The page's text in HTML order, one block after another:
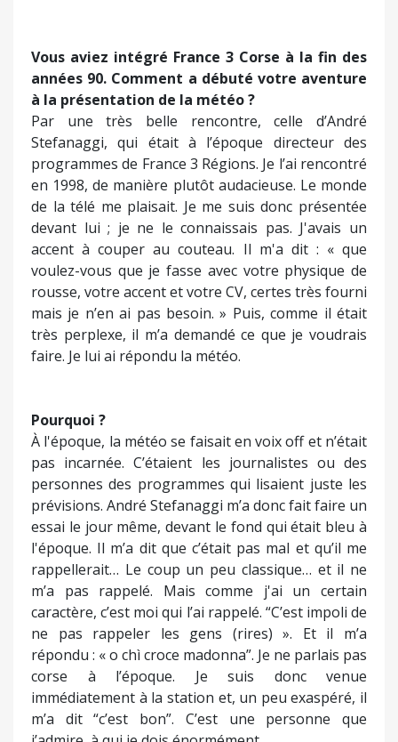
donc être derrière la caméra.
Vous aviez intégré France 3 Corse à la fin des
années 90. Comment a débuté votre aventure
à la présentation de la météo ?
Par une très belle rencontre, celle d’André
Stefanaggi, qui était à l’époque directeur des
programmes de France 3 Régions. Je l’ai rencontré
en 1998, de manière plutôt audacieuse. Le monde
de la télé me plaisait. Je me suis donc présentée
devant lui ; je ne le connaissais pas. J'avais un
accent à couper au couteau. Il m'a dit : « que
voulez-vous que je fasse avec votre physique de
rousse, votre accent et votre CV, certes très fourni
mais je n’en ai pas besoin. » Puis, comme il était
faire. Je lui ai répondu la météo.
Pourquoi ?
À l'époque, la météo se faisait en voix off et n’était
pas incarnée. C’étaient les journalistes ou des
personnes des programmes qui lisaient juste les
prévisions. André Stefanaggi m’a donc fait faire un
essai le jour même, devant le fond qui était bleu à
l'époque. Il m’a dit que c’était pas mal et qu’il me
rappellerait… Le coup un peu classique… et il ne
m’a pas rappelé. Mais comme j'ai un certain
caractère, c’est moi qui l’ai rappelé. “C’est impoli de
ne pas rappeler les gens (rires) ». Et il m’a
répondu : « o chì croce madonna”. Je ne parlais pas
corse à l’époque. Je suis donc venue